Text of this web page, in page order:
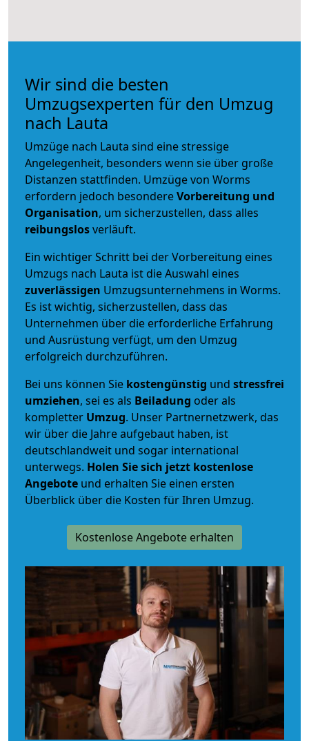
Wir sind die besten
Umzugsexperten für den Umzug
nach Lauta
Umzüge nach Lauta sind eine stressige
Angelegenheit, besonders wenn sie über große
Distanzen stattfinden. Umzüge von Worms
erfordern jedoch besondereVorbereitung und
Organisation, um sicherzustellen, dass alles
reibungslosverläuft.
Ein wichtiger Schritt bei der Vorbereitung eines
Umzugs nach Lauta ist die Auswahl eines
zuverlässigen Umzugsunternehmens in Worms.
Es ist wichtig, sicherzustellen, dass das
Unternehmen über die erforderliche Erfahrung
und Ausrüstung verfügt, um den Umzug
erfolgreich durchzuführen.
Bei uns können Sie kostengünstig und stressfrei
umziehen, sei es als Beiladung oder als
kompletter Umzug. Unser Partnernetzwerk, das
wir über die Jahre aufgebaut haben, ist
deutschlandweit und sogar international
unterwegs. Holen Sie sich jetzt kostenlose
Angebote und erhalten Sie einen ersten
Überblick über die Kosten für Ihren Umzug.
Kostenlose Angebote erhalten